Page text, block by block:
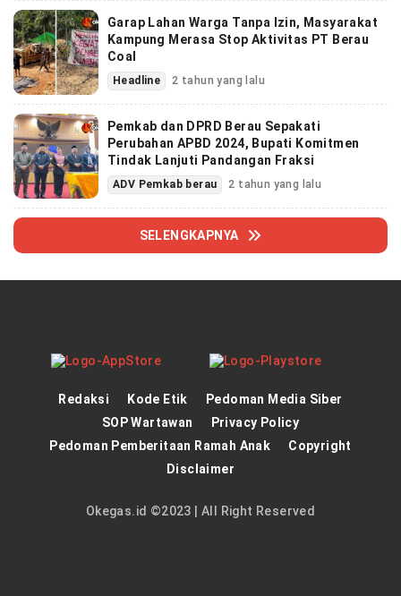
Garap Lahan Warga Tanpa Izin, Masyarakat
Kampung Merasa Stop Aktivitas PT Berau
Coal
Headline 2 tahun yang lalu
Pemkab dan DPRD Berau Sepakati
Perubahan APBD 2024, Bupati Komitmen
Tindak Lanjuti Pandangan Fraksi
ADV Pemkab berau 2 tahun yang lalu
SELENGKAPNYA
Redaksi Kode Etik
Pedoman Media Siber
SOP Wartawan
Privacy Policy
Pedoman Pemberitaan Ramah Anak
Copyright
Disclaimer
Okegas.id ©2023 | All Right Reserved